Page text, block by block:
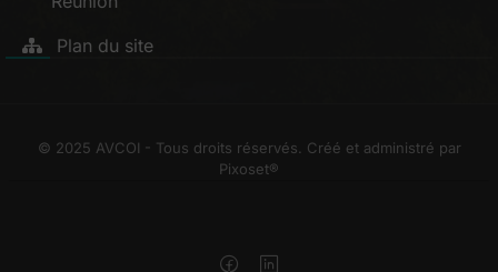
Plan du site
© 2025 AVCOI - Tous droits réservés. Créé et administré par
Pixoset®